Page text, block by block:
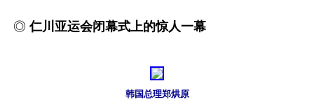
◎ 仁川亚运会闭幕式上的惊人一幕
韩国总理郑烘原